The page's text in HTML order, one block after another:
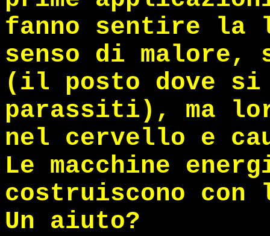
fanno sentire la
senso di malore,
(il posto dove si
parassiti), ma
nel cervello e
Le macchine
costruiscono con
Un aiuto?